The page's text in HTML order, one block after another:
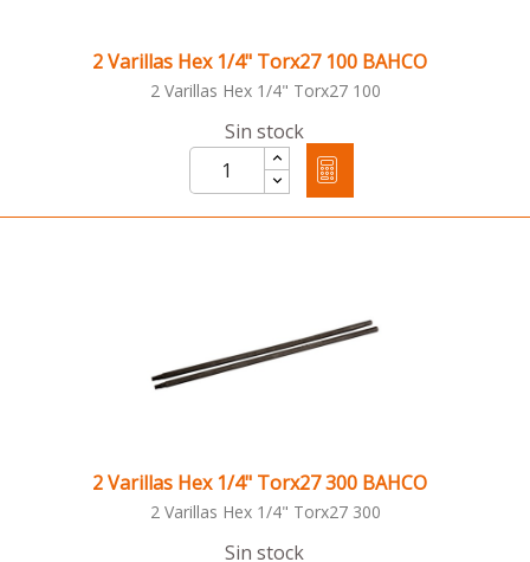
2 Varillas Hex 1/4" Torx27 100 BAHCO
2 Varillas Hex 1/4" Torx27 100
Sin stock
2 Varillas Hex 1/4" Torx27 300 BAHCO
2 Varillas Hex 1/4" Torx27 300
Sin stock